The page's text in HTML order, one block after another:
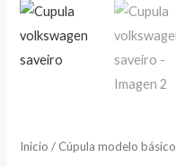
Inicio / Cúpula modelo básico